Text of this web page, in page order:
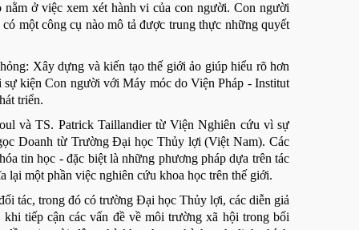
ở việc xem xét hành vi của con người. Con người
một công cụ nào mô tả được trung thực những quyết
Xây dựng và kiến tạo thế giới ảo giúp hiểu rõ hơn
kiện Con người với Máy móc do Viện Pháp - Institut
triển.
và TS. Patrick Taillandier từ Viện Nghiên cứu vì sự
Doanh từ Trường Đại học Thủy lợi (Việt Nam). Các
tin học - đặc biệt là những phương pháp dựa trên tác
một phần việc nghiên cứu khoa học trên thế giới.
tác, trong đó có trường Đại học Thủy lợi, các diễn giả
tiếp cận các vấn đề về môi trường xã hội trong bối